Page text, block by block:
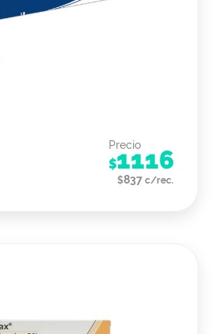
Precio
$1116
$837 c/rec.